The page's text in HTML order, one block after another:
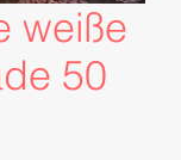
weiße
50